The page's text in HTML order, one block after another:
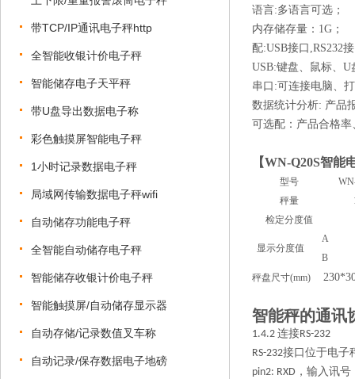
带TCP/IP通讯电子秤http
全智能收银计价电子秤
智能储存电子天平秤
带U盘导出数据电子称
彩色触摸屏智能电子秤
1小时记录数据电子秤
局域网传输数据电子秤wifi
自动储存功能电子秤
全智能自动储存电子秤
智能储存收银计价电子秤
智能触摸屏/自动储存显示器
自动存储/记录数值叉车称
自动记录/保存数据电子地磅
语言:多语言可选；
内存储存量：1G；
配:USB接口,RS232
USB:键盘、鼠标、
串口:可连接电脑、
数据统计分析: 产品
可选配：产品合格
【WN-Q20S智能
型号
秤量
检定分度值
显示分度值
A
B
秤盘尺寸(mm)
2
智能秤的通讯
1.4.2 连接RS-232
RS-232接口位于电
pin2: RXD，输入讯号